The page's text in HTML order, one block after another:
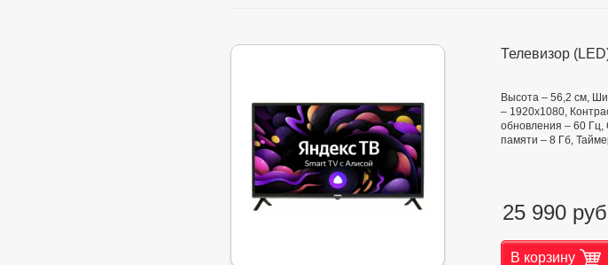
Телевизор
Высота – 56,2 см,
– 1920x1080,
обновления – 60 Гц,
памяти – 8 Гб,
25 990
В корзину